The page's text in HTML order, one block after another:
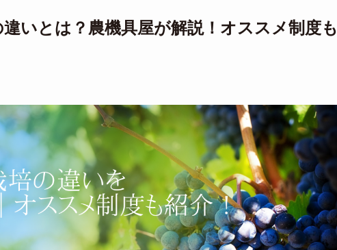
いとは？農機具屋が解説！オススメ制度も